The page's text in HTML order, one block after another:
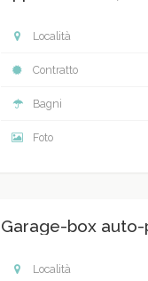
Località
Contratto
Bagni
Foto
Garage-box
Località